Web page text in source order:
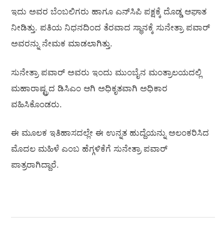
ಇದು ಅವರ ಬೆಂಬಲಿಗರು ಹಾಗೂ ಎನ್‌ಸಿಪಿ ಪಕ್ಷಕ್ಕೆ ದೊಡ್ಡ ಆಘಾತ
ನೀಡಿತ್ತು. ಪತಿಯ ನಿಧನದಿಂದ ತೆರವಾದ ಸ್ಥಾನಕ್ಕೆ ಸುನೇತ್ರಾ ಪವಾರ್‌
ಅವರನ್ನು ನೇಮಕ ಮಾಡಲಾಗಿತ್ತು.
ಸುನೇತ್ರಾ ಪವಾರ್‌ ಅವರು ಇಂದು ಮುಂಬೈನ ಮಂತ್ರಾಲಯದಲ್ಲಿ
ಮಹಾರಾಷ್ಟ್ರದ ಡಿಸಿಎಂ ಆಗಿ ಅಧಿಕೃತವಾಗಿ ಅಧಿಕಾರ
ವಹಿಸಿಕೊಂಡರು.
ಈ ಮೂಲಕ ಇತಿಹಾಸದಲ್ಲೇ ಈ ಉನ್ನತ ಹುದ್ದೆಯನ್ನು ಅಲಂಕರಿಸಿದ
ಮೊದಲ ಮಹಿಳೆ ಎಂಬ ಹೆಗ್ಗಳಿಕೆಗೆ ಸುನೇತ್ರಾ ಪವಾರ್‌
ಪಾತ್ರರಾಗಿದ್ದಾರೆ.